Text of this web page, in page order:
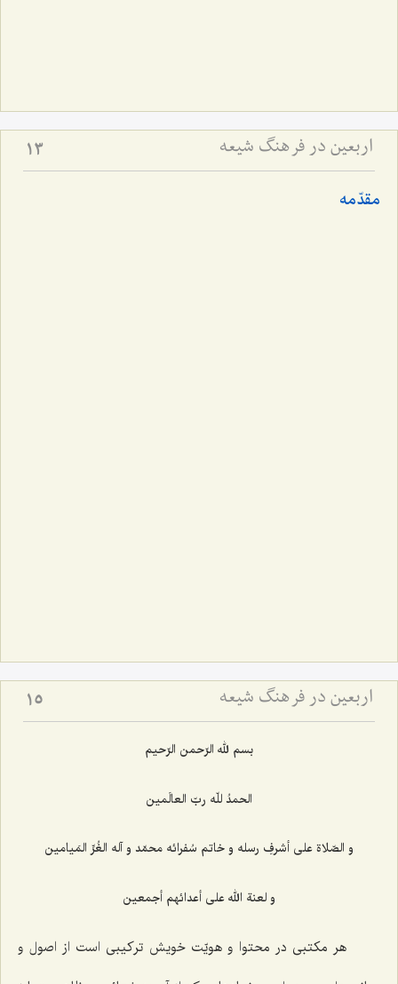
اربعین در فرهنگ شیعه 13
مقدّمه
اربعین در فرهنگ شیعه 15
بسم لله الرّحمن الرّحیم
الحمدُ للّه ربّ العالَمین
و الصّلاة علی أشرفِ رسله و خاتم سُفرائه محمّد و آله الغُرِّ المَیامین
و لعنة الله علی أعدائهم أجمعین
هر مکتبی در محتوا و هویّت خویش ترکیبی است از اصول و